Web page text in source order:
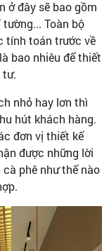
ở đây sẽ bao gồm
Toàn bộ
tính toán trước về
bao nhiêu để thiết
tư.
nhỏ hay lơn thì
hút khách hàng.
đơn vị thiết kế
được những lời
phê như thế nào